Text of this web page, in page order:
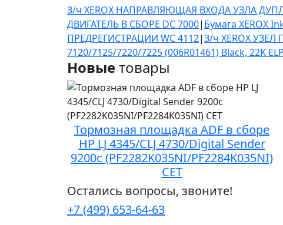
З/ч XEROX НАПРАВЛЯЮЩАЯ ВХОДА УЗЛА
ДВИГАТЕЛЬ В СБОРЕ DC 7000| Бумага XEROX
ПРЕДРЕГИСТРАЦИИ WC 4112|З/ч XEROX
7120/7125/7220/7225 (006R01461) Black, 22K
Новыетовары
Тормозная площадка ADF в сборе
HP LJ 4345/CLJ 4730/Digital Sender
9200c (PF2282K035NI/PF2284K035NI)
CET
Остались вопросы, звоните!
+7 (499) 653-64-63